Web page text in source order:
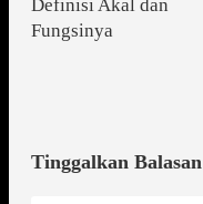
Definisi Akal dan
Fungsinya
Tinggalkan Balasan